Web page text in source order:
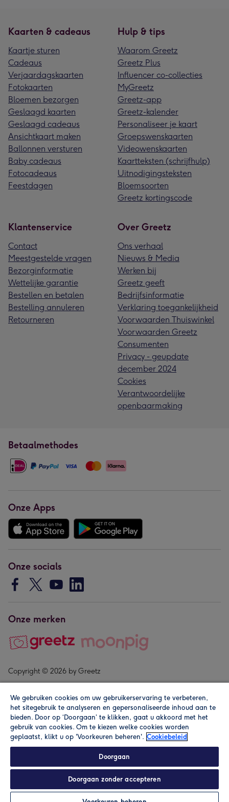
In winkelmand Personaliseren
Kaarten & cadeaus
Kaartje sturen
Cadeaus
Verjaardagskaarten
Fotokaarten
Bloemen bezorgen
Geslaagd kaarten
Geslaagd cadeaus
Ansichtkaart maken
Ballonnen versturen
Baby cadeaus
Fotocadeaus
Feestdagen
Hulp & tips
Waarom Greetz
Greetz Plus
Influencer co-collecties
MyGreetz
Greetz-app
Greetz-kalender
Personaliseer je kaart
Groepswenskaarten
Videowenskaarten
Kaartteksten (schrijfhulp)
Uitnodigingsteksten
Bloemsoorten
Greetz kortingscode
Klantenservice
Contact
Meestgestelde vragen
Bezorginformatie
Wettelijke garantie
Bestellen en betalen
Bestelling annuleren
Retourneren
Over Greetz
Ons verhaal
Nieuws & Media
Werken bij
Greetz geeft
Bedrijfsinformatie
Verklaring toegankelijkheid
Voorwaarden Thuiswinkel
Voorwaarden Greetz
Consumenten
Privacy - geupdate
december 2024
Cookies
Verantwoordelijke
openbaarmaking
Betaalmethodes
Onze Apps
Onze socials
Onze merken
Copyright © 2026 by Greetz
Alle prijzen zijn inclusief btw en andere heffingen. Lees de
We gebruiken cookies om uw gebruikerservaring te verbeteren,
het sitegebruik te analyseren en gepersonaliseerde inhoud aan te
bieden. Door op ‘Doorgaan’ te klikken, gaat u akkoord met het
gebruik van cookies. Om te kiezen welke cookies worden
geplaatst, klikt u op 'Voorkeuren beheren'. Cookiebeleid
Doorgaan
Doorgaan zonder accepteren